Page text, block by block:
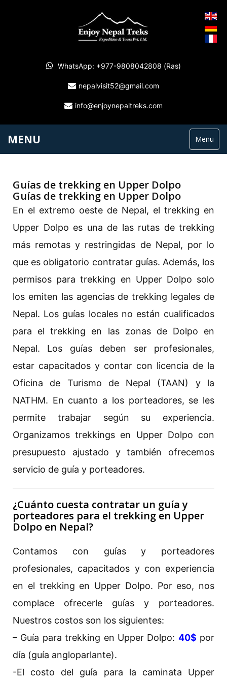
WhatsApp: +977-9808042808 (Ras)
nepalvisit52@gmail.com
info@enjoynepaltreks.com
MENU Menu
Guías de trekking en Upper Dolpo
Guías de trekking en Upper Dolpo
En el extremo oeste de Nepal, el trekking en
Upper Dolpo es una de las rutas de trekking
más remotas y restringidas de Nepal, por lo
que es obligatorio contratar guías. Además, los
permisos para trekking en Upper Dolpo solo
los emiten las agencias de trekking legales de
Nepal. Los guías locales no están cualificados
para el trekking en las zonas de Dolpo en
Nepal. Los guías deben ser profesionales,
estar capacitados y contar con licencia de la
Oficina de Turismo de Nepal (TAAN) y la
NATHM. En cuanto a los porteadores, se les
permite trabajar según su experiencia.
Organizamos trekkings en Upper Dolpo con
presupuesto ajustado y también ofrecemos
servicio de guía y porteadores.
¿Cuánto cuesta contratar un guía y
porteadores para el trekking en Upper
Dolpo en Nepal?
Contamos con guías y porteadores
profesionales, capacitados y con experiencia
en el trekking en Upper Dolpo. Por eso, nos
complace ofrecerle guías y porteadores.
Nuestros costos son los siguientes:
– Guía para trekking en Upper Dolpo: 40$ por
día (guía angloparlante).
-El costo del guía para la caminata Upper